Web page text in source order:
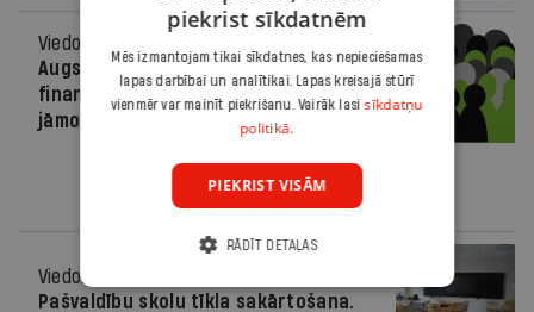
Viedoklis
Augstākās izglītības politikai un
finansēšanai valsts augstskolas
jāmotivē strādāt uz rezultātu
Viedoklis
Pašvaldību skolu tīkla sakārtošana.
piekrist sīkdatnēm
Mēs izmantojam tikai sīkdatnes, kas nepieciešamas
lapas darbībai un analītikai. Lapas kreisajā stūrī
vienmēr var mainīt piekrišanu. Vairāk lasisīkdatņu
politikā.
PIEKRIST VISĀM
RĀDĪT DETAĻAS